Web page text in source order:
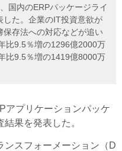
国内のERPパッケージライ
した。企業のIT投資意欲が
存法への対応などが追い
比9.5％増の1296億2000万
比9.5％増の1419億8000万
プリケーションパッケ
果を発表した。
スフォーメーション（D